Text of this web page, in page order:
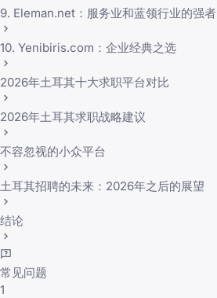
9. Eleman.net：服务业和蓝领行业的强者
10. Yenibiris.com：企业经典之选
2026年土耳其十大求职平台对比
2026年土耳其求职战略建议
不容忽视的小众平台
土耳其招聘的未来：2026年之后的展望
结论
常见问题
1